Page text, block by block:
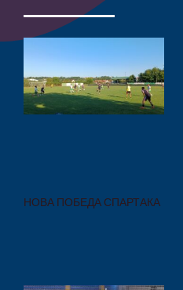
НОВА ПОБЕДА СПАРТАКА